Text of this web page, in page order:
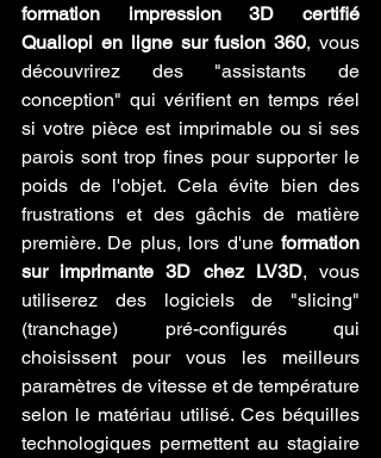
formation impression 3D certifié
Qualiopi en ligne sur fusion 360, vous
découvrirez des "assistants de
conception" qui vérifient en temps réel
si votre pièce est imprimable ou si ses
parois sont trop fines pour supporter le
poids de l'objet. Cela évite bien des
frustrations et des gâchis de matière
première. De plus, lors d'une formation
sur imprimante 3D chez LV3D, vous
utiliserez des logiciels de "slicing"
(tranchage) pré-configurés qui
choisissent pour vous les meilleurs
paramètres de vitesse et de température
selon le matériau utilisé. Ces béquilles
technologiques permettent au stagiaire